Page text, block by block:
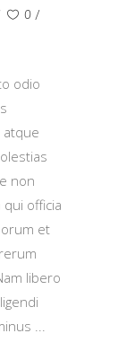
0
odio
non
officia
et
libero